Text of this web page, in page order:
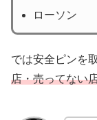
ローソン
では安全ピンを
店・売ってない